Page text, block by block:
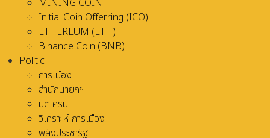
MINING COIN
Initial Coin Offerring (ICO)
ETHEREUM (ETH)
Binance Coin (BNB)
Politic
การเมือง
สำนักนายกฯ
มติ ครม.
วิเคราะห์-การเมือง
พลังประชารัฐ